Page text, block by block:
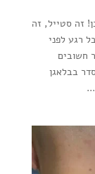
זה סטייל, זה
רגע לפני
חשובים
בבלאגן